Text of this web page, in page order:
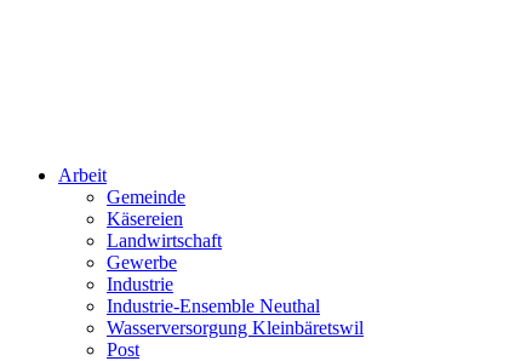
Arbeit
Gemeinde
Käsereien
Landwirtschaft
Gewerbe
Industrie
Industrie-Ensemble Neuthal
Wasserversorgung Kleinbäretswil
Post